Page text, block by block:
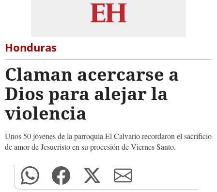
Honduras
Claman acercarse a
Dios para alejar la
violencia
Unos 50 jóvenes de la parroquia El Calvario recordaron el sacrificio
de amor de Jesucristo en su procesión de Viernes Santo.